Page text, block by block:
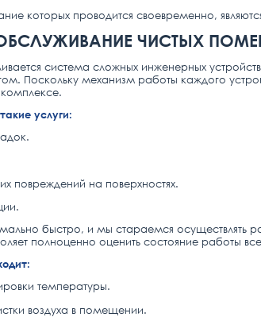
которых проводится своевременно,
ЧИСТЫХ
система сложных инженерных
Поскольку механизм работы каждого
услуги:
повреждений на поверхностях.
быстро, и мы стараемся осуществлять
полноценно оценить состояние работы
температуры.
воздуха в помещении.